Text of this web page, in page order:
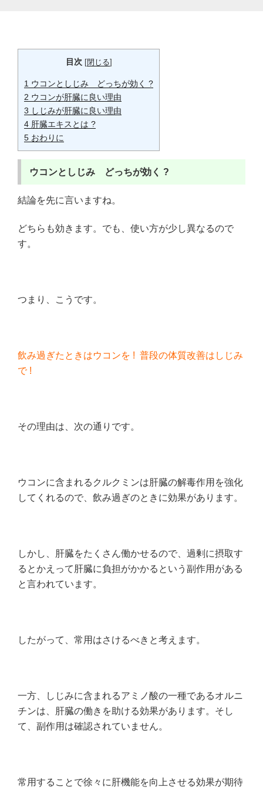
目次 [閉じる]
1 ウコンとしじみ どっちが効く ?
2 ウコンが肝臓に良い理由
3 しじみが肝臓に良い理由
4 肝臓エキスとは ?
5 おわりに
ウコンとしじみ どっちが効く ?
結論を先に言いますね。
どちらも効きます。でも、使い方が少し異なるので
す。
つまり、こうです。
飲み過ぎたときはウコンを ! 普段の体質改善はしじみ
で !
その理由は、次の通りです。
ウコンに含まれるクルクミンは肝臓の解毒作用を強化
してくれるので、飲み過ぎのときに効果があります。
しかし、肝臓をたくさん働かせるので、過剰に摂取す
るとかえって肝臓に負担がかかるという副作用がある
と言われています。
したがって、常用はさけるべきと考えます。
一方、しじみに含まれるアミノ酸の一種であるオルニ
チンは、肝臓の働きを助ける効果があります。そし
て、副作用は確認されていません。
常用することで徐々に肝機能を向上させる効果が期待